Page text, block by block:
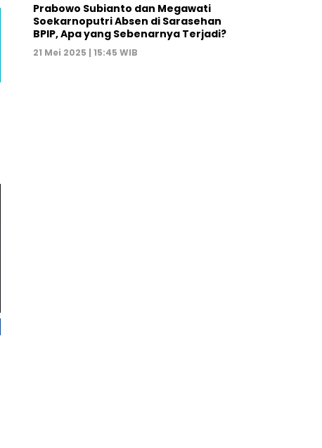
Prabowo Subianto dan Megawati
Soekarnoputri Absen di Sarasehan
BPIP, Apa yang Sebenarnya Terjadi?
21 Mei 2025 | 15:45 WIB